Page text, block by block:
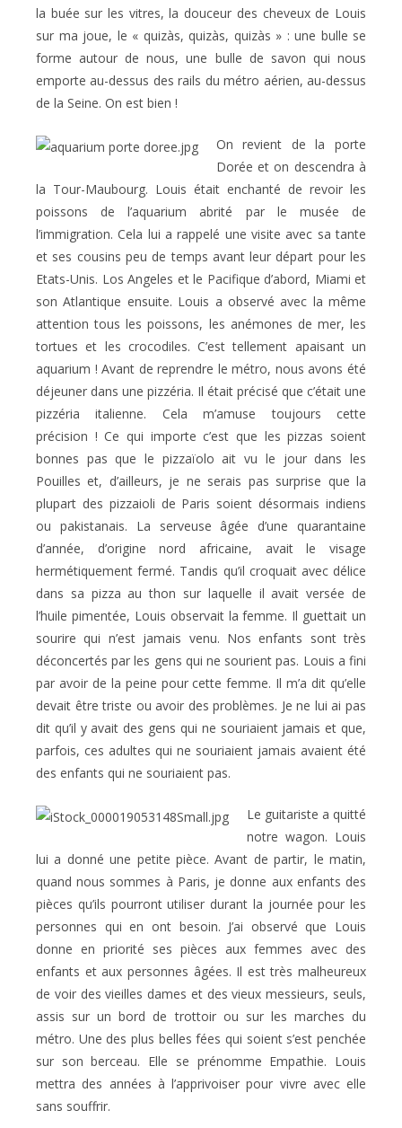
la buée sur les vitres, la douceur des cheveux de Louis
sur ma joue, le « quizàs, quizàs, quizàs » : une bulle se
forme autour de nous, une bulle de savon qui nous
emporte au-dessus des rails du métro aérien, au-dessus
de la Seine. On est bien !
On revient de la porte
Dorée et on descendra à
la Tour-Maubourg. Louis était enchanté de revoir les
poissons de l’aquarium abrité par le musée de
l’immigration. Cela lui a rappelé une visite avec sa tante
et ses cousins peu de temps avant leur départ pour les
Etats-Unis. Los Angeles et le Pacifique d’abord, Miami et
son Atlantique ensuite. Louis a observé avec la même
attention tous les poissons, les anémones de mer, les
tortues et les crocodiles. C’est tellement apaisant un
aquarium ! Avant de reprendre le métro, nous avons été
déjeuner dans une pizzéria. Il était précisé que c’était une
pizzéria italienne. Cela m’amuse toujours cette
précision ! Ce qui importe c’est que les pizzas soient
bonnes pas que le pizzaïolo ait vu le jour dans les
Pouilles et, d’ailleurs, je ne serais pas surprise que la
plupart des pizzaioli de Paris soient désormais indiens
ou pakistanais. La serveuse âgée d’une quarantaine
d’année, d’origine nord africaine, avait le visage
hermétiquement fermé. Tandis qu’il croquait avec délice
dans sa pizza au thon sur laquelle il avait versée de
l’huile pimentée, Louis observait la femme. Il guettait un
sourire qui n’est jamais venu. Nos enfants sont très
déconcertés par les gens qui ne sourient pas. Louis a fini
par avoir de la peine pour cette femme. Il m’a dit qu’elle
devait être triste ou avoir des problèmes. Je ne lui ai pas
dit qu’il y avait des gens qui ne souriaient jamais et que,
parfois, ces adultes qui ne souriaient jamais avaient été
des enfants qui ne souriaient pas.
Le guitariste a quitté
notre wagon. Louis
lui a donné une petite pièce. Avant de partir, le matin,
quand nous sommes à Paris, je donne aux enfants des
pièces qu’ils pourront utiliser durant la journée pour les
personnes qui en ont besoin. J’ai observé que Louis
donne en priorité ses pièces aux femmes avec des
enfants et aux personnes âgées. Il est très malheureux
de voir des vieilles dames et des vieux messieurs, seuls,
assis sur un bord de trottoir ou sur les marches du
métro. Une des plus belles fées qui soient s’est penchée
sur son berceau. Elle se prénomme Empathie. Louis
mettra des années à l’apprivoiser pour vivre avec elle
sans souffrir.